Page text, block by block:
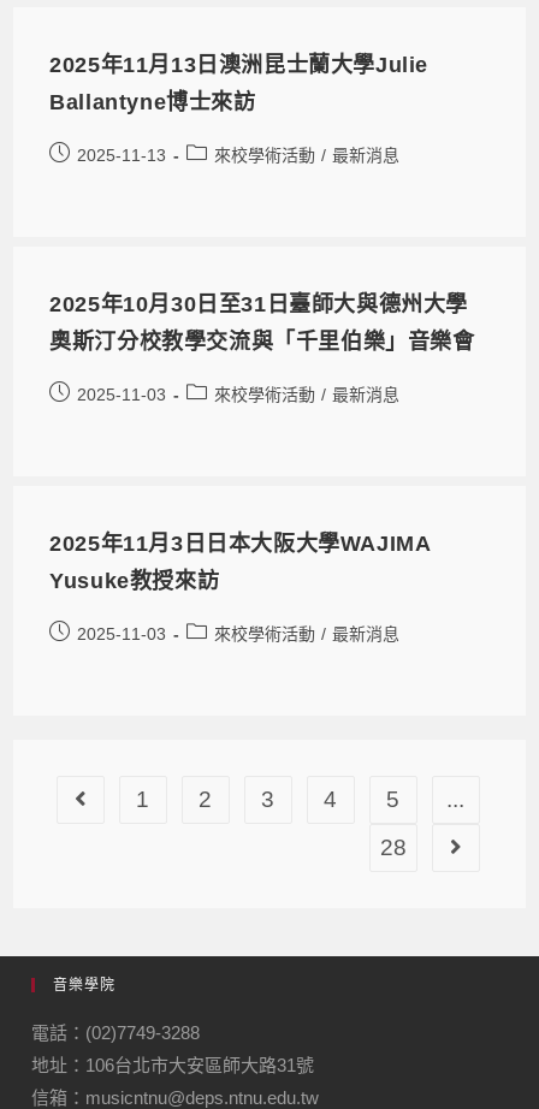
2025年11月13日澳洲昆士蘭大學Julie
Ballantyne博士來訪
2025-11-13 來校學術活動 / 最新消息
2025年10月30日至31日臺師大與德州大學
奧斯汀分校教學交流與「千里伯樂」音樂會
2025-11-03 來校學術活動 / 最新消息
2025年11月3日日本大阪大學WAJIMA
Yusuke教授來訪
2025-11-03 來校學術活動 / 最新消息
1 2 3 4 5
...
28
音樂學院
電話：(02)7749-3288
地址：106台北市大安區師大路31號
信箱：musicntnu@deps.ntnu.edu.tw